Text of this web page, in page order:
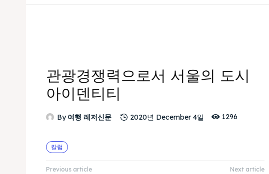
관광경쟁력으로서 서울의 도시
아이덴티티
By 여행 레저신문 2020년 December 4일 1296
칼럼
Previous article Next article